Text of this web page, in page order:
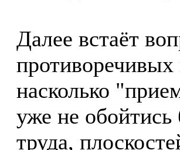
Далее встаёт
насколько
уже не обойтись
труда,